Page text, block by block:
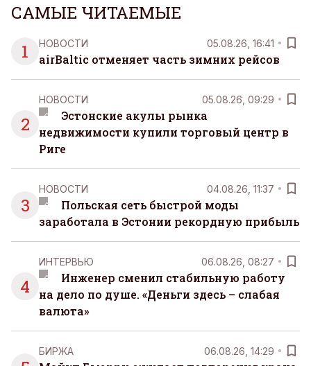
чаще люди ищут возможность просто быть здесь
и сейчас — без необходимости все
организовывать, планировать и за все отвечать
самостоятельно.
САМЫЕ ЧИТАЕМЫЕ
1
НОВОСТИ 05.08.26, 16:41
airBaltic отменяет часть зимних рейсов
2
НОВОСТИ 05.08.26, 09:29
Эстонские акулы рынка
недвижимости купили торговый центр в
Риге
3
НОВОСТИ 04.08.26, 11:37
Польская сеть быстрой моды
заработала в Эстонии рекордную прибыль
4
ИНТЕРВЬЮ 06.08.26, 08:27
Инженер сменил стабильную работу
на дело по душе. «Деньги здесь – слабая
валюта»
БИРЖА 06.08.26, 14:29